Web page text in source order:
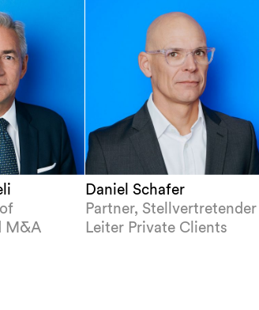
M&A
Daniel Schafer
Partner, Stellvertretender
Leiter Private Clients